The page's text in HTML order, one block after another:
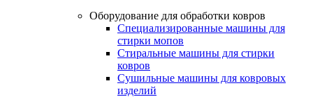
Оборудование для обработки ковров
Специализированные машины для
стирки мопов
Стиральные машины для стирки
ковров
Сушильные машины для ковровых
изделий